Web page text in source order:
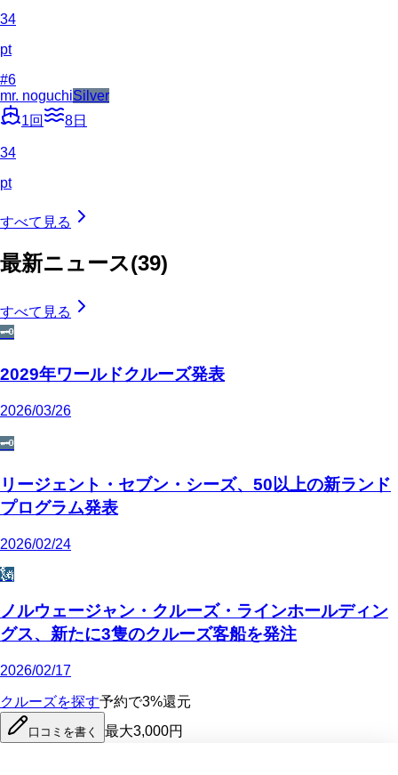
34
pt
#6
mr. noguchiSilver
1回 8日
34
pt
すべて見る
最新ニュース(39)
すべて見る
🗝️
2029年ワールドクルーズ発表
2026/03/26
🗝️
リージェント・セブン・シーズ、50以上の新ランド
プログラム発表
2026/02/24
🗽
ノルウェージャン・クルーズ・ラインホールディン
グス、新たに3隻のクルーズ客船を発注
2026/02/17
クルーズを探す予約で3%還元
口コミを書く 最大3,000円